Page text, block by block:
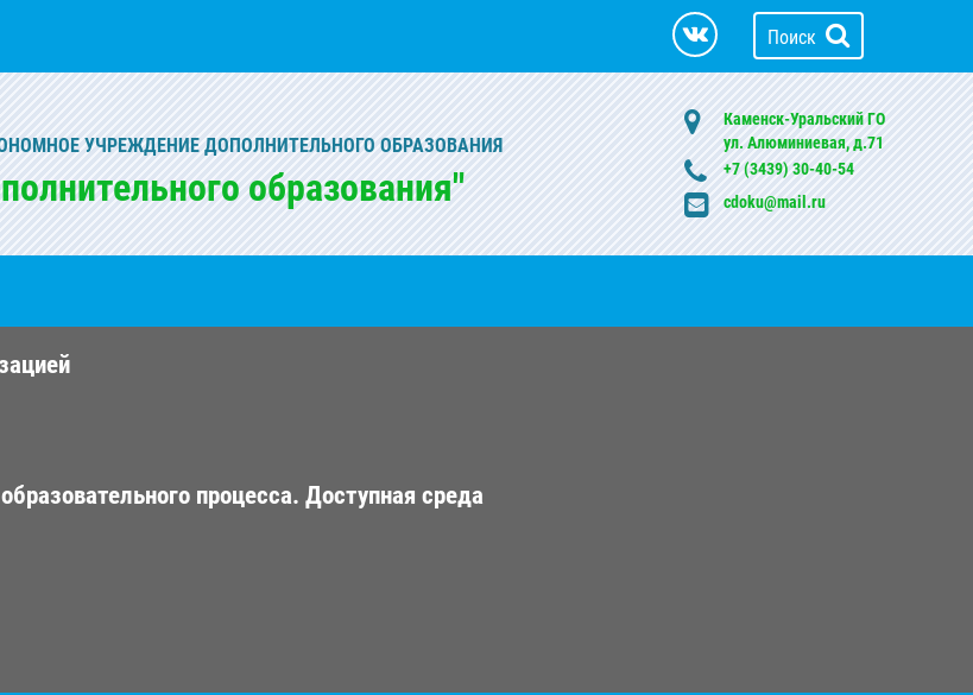
Поиск
УЧРЕЖДЕНИЕ ДОПОЛНИТЕЛЬНОГО ОБРАЗОВАНИЯ
образования"
Каменск-Уральский ГО
ул. Алюминиевая, д.71
+7 (3439) 30-40-54
cdoku@mail.ru
процесса. Доступная среда